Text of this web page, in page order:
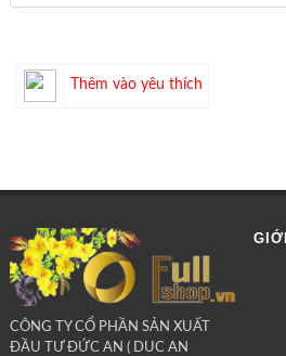
Thêm vào yêu thích
CÔNG TY CỔ PHẦN SẢN XUẤT
ĐẦU TƯ ĐỨC AN ( DUC AN